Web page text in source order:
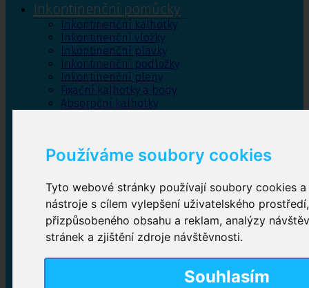
Používáme soubory cookies
Tyto webové stránky používají soubory cookies
nástroje s cílem vylepšení uživatelského
přizpůsobeného obsahu a reklam, analýzy
stránek a zjištění zdroje návštěvnosti.
Souhlasím
Inkontinenční pomůcky
Inkontinenční kalhotky
Inkontinenční vložky
Inkontinenční plavky
Inkontinenční podložky
Inkontinenční pleny
Fixační kalhotky a body
Absorpční kalhotky
Inkontinenční kalhotky
Plenkové kalhotky navlékací,Plenkové kalhotky
zalepovací,Inkontinenční kalhotky dámské